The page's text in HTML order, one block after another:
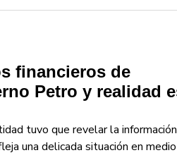
financieros de
Petro y realidad
tuvo que revelar la información
una delicada situación en medio